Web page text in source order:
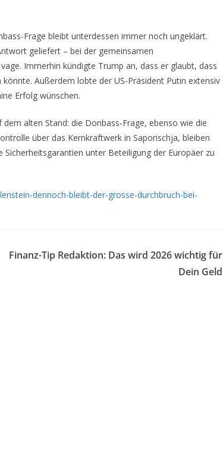
Frage bleibt unterdessen immer noch ungeklärt.
geliefert – bei der gemeinsamen
Immerhin kündigte Trump an, dass er glaubt, dass
Außerdem lobte der US-Präsident Putin extensiv
Erfolg wünschen.
alten Stand: die Donbass-Frage, ebenso wie die
über das Kernkraftwerk in Saporischja, bleiben
unter Beteiligung der Europäer zu
dennoch-bleibt-der-grosse-durchbruch-bei-
Finanz-Tip Redaktion: Das wird 2026 wichtig für
Dein Geld